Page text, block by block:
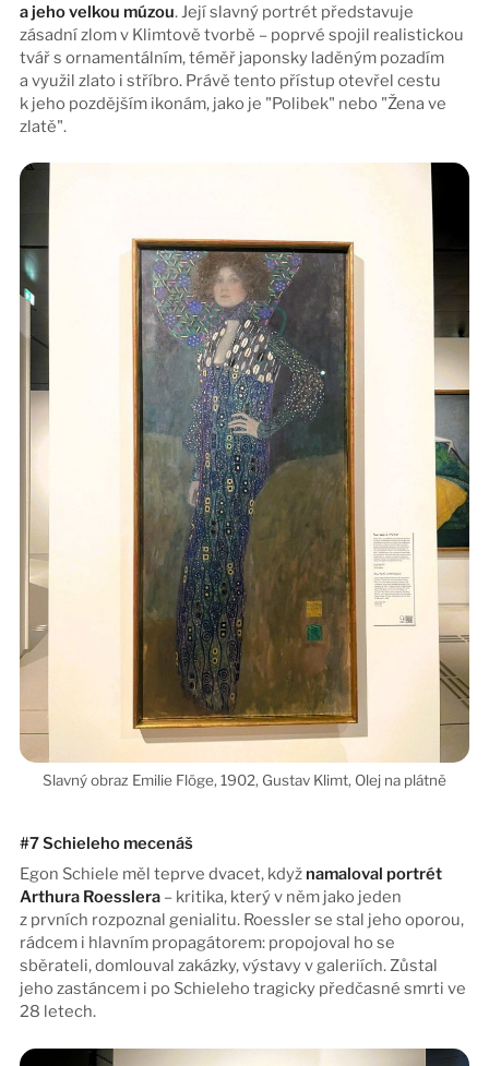
a jeho velkou múzou. Její slavný portrét představuje
zásadní zlom v Klimtově tvorbě – poprvé spojil realistickou
tvář s ornamentálním, téměř japonsky laděným pozadím
a využil zlato i stříbro. Právě tento přístup otevřel cestu
k jeho pozdějším ikonám, jako je "Polibek" nebo "Žena ve
zlatě".
#7 Schieleho mecenáš
Egon Schiele měl teprve dvacet, když namaloval portrét
Arthura Roesslera – kritika, který v něm jako jeden
z prvních rozpoznal genialitu. Roessler se stal jeho oporou,
rádcem i hlavním propagátorem: propojoval ho se
sběrateli, domlouval zakázky, výstavy v galeriích. Zůstal
jeho zastáncem i po Schieleho tragicky předčasné smrti ve
28 letech.